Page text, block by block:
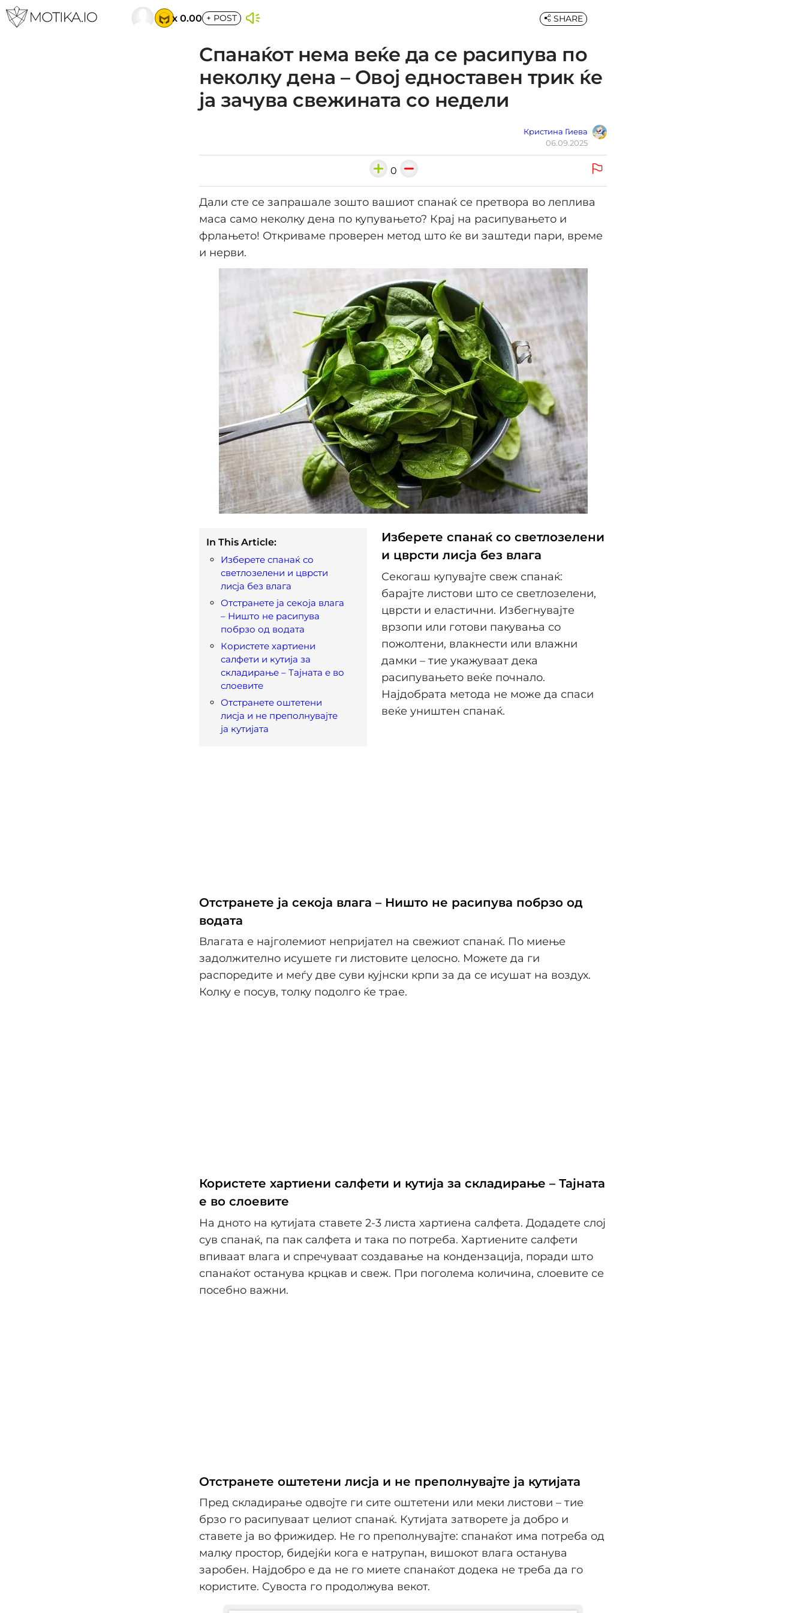
x 0.00 + POST
Спанаќот нема веќе да се расипува по
неколку дена – Овој едноставен трик ќе
ја зачува свежината со недели
Кристина Гиева
06.09.2025
SHARE
0
Дали сте се запрашале зошто вашиот спанаќ се претвора во леплива
маса само неколку дена по купувањето? Крај на расипувањето и
фрлањето! Откриваме проверен метод што ќе ви заштеди пари, време
и нерви.
In This Article:
Изберете спанаќ со
светлозелени и цврсти
лисја без влага
Отстранете ја секоја влага
– Ништо не расипува
побрзо од водата
Користете хартиени
салфети и кутија за
складирање – Тајната е во
слоевите
Отстранете оштетени
лисја и не преполнувајте
ја кутијата
Изберете спанаќ со светлозелени
и цврсти лисја без влага
Секогаш купувајте свеж спанаќ:
барајте листови што се светлозелени,
цврсти и еластични. Избегнувајте
врзопи или готови пакувања со
пожолтени, влакнести или влажни
дамки – тие укажуваат дека
расипувањето веќе почнало.
Најдобрата метода не може да спаси
веќе уништен спанаќ.
Отстранете ја секоја влага – Ништо не расипува побрзо од
водата
Влагата е најголемиот непријател на свежиот спанаќ. По миење
задолжително исушете ги листовите целосно. Можете да ги
распоредите и меѓу две суви кујнски крпи за да се исушат на воздух.
Колку е посув, толку подолго ќе трае.
Користете хартиени салфети и кутија за складирање – Тајната
е во слоевите
На дното на кутијата ставете 2-3 листа хартиена салфета. Додадете слој
сув спанаќ, па пак салфета и така по потреба. Хартиените салфети
впиваат влага и спречуваат создавање на кондензација, поради што
спанаќот останува крцкав и свеж. При поголема количина, слоевите се
посебно важни.
Отстранете оштетени лисја и не преполнувајте ја кутијата
Пред складирање одвојте ги сите оштетени или меки листови – тие
брзо го расипуваат целиот спанаќ. Кутијата затворете ја добро и
ставете ја во фрижидер. Не го преполнувајте: спанаќот има потреба од
малку простор, бидејќи кога е натрупан, вишокот влага останува
заробен. Најдобро е да не го миете спанаќот додека не треба да го
користите. Сувоста го продолжува векот.